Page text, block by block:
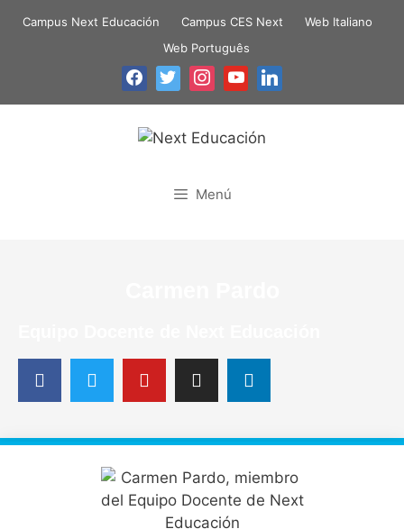
Campus Next Educación Campus CES Next
Web Italiano
Web Português
Menú